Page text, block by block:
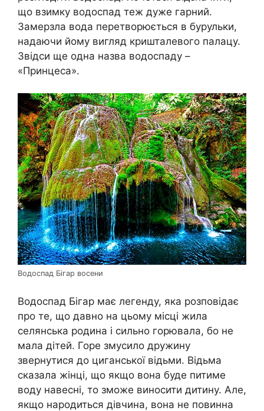
що взимку водоспад теж дуже гарний.
Замерзла вода перетворюється в бурульки,
надаючи йому вигляд кришталевого палацу.
Звідси ще одна назва водоспаду –
«Принцеса».
Водоспад Бігар восени
Водоспад Бігар має легенду, яка розповідає
про те, що давно на цьому місці жила
селянська родина і сильно горювала, бо не
мала дітей. Горе змусило дружину
звернутися до циганської відьми. Відьма
сказала жінці, що якщо вона буде питиме
воду навесні, то зможе виносити дитину. Але,
якщо народиться дівчина, вона не повинна